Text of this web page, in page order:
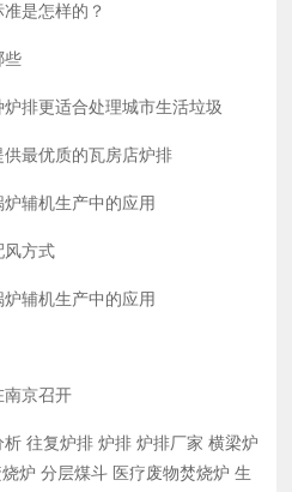
是怎样的？
些
排更适合处理城市生活垃圾
最优质的瓦房店炉排
辅机生产中的应用
风方式
辅机生产中的应用
南京召开
析 往复炉排 炉排 炉排厂家 横梁炉
炉 分层煤斗 医疗废物焚烧炉 生